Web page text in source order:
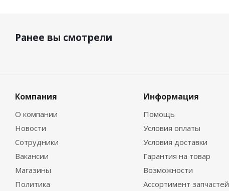
Ранее вы смотрели
Компания
О компании
Новости
Сотрудники
Вакансии
Магазины
Политика
Информация
Помощь
Условия оплаты
Условия доставки
Гарантия на товар
Возможности
Ассортимент запчастей